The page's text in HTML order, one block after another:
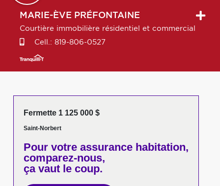
MARIE-ÈVE PRÉFONTAINE
Courtière immobilière résidentiel et commercial
Cell.: 819-806-0527
Fermette 1 125 000 $
Saint-Norbert
Pour votreassurance habitation,
comparez-nous,
ça vaut le coup.